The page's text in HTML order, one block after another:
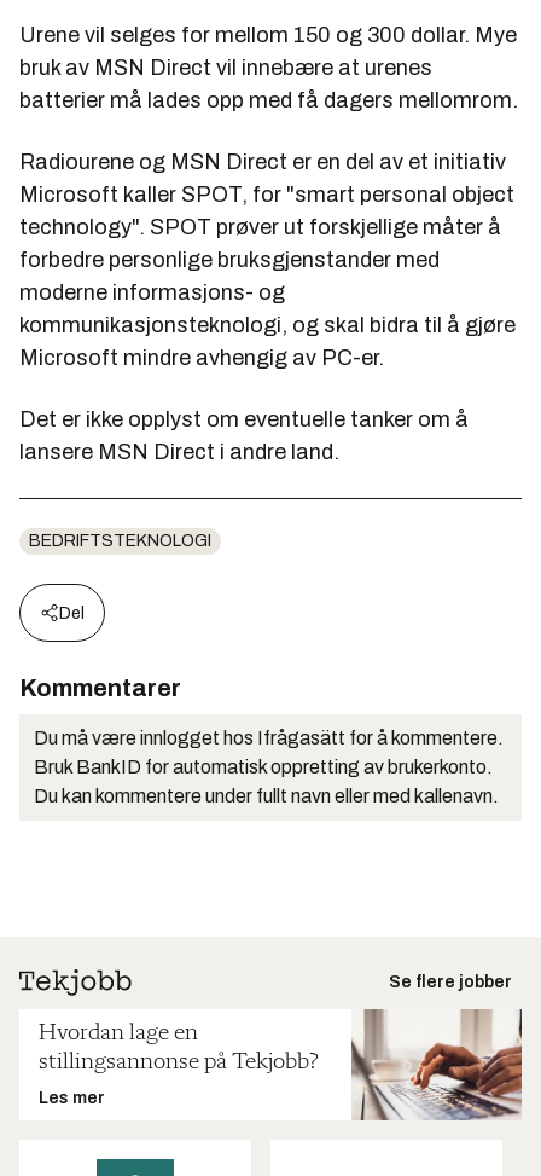
Urene vil selges for mellom 150 og 300 dollar. Mye
bruk av MSN Direct vil innebære at urenes
batterier må lades opp med få dagers mellomrom.
Radiourene og MSN Direct er en del av et initiativ
Microsoft kaller SPOT, for "smart personal object
technology". SPOT prøver ut forskjellige måter å
forbedre personlige bruksgjenstander med
moderne informasjons- og
kommunikasjonsteknologi, og skal bidra til å gjøre
Microsoft mindre avhengig av PC-er.
Det er ikke opplyst om eventuelle tanker om å
lansere MSN Direct i andre land.
BEDRIFTSTEKNOLOGI
Del
Kommentarer
Du må være innlogget hos Ifrågasätt for å kommentere.
Bruk BankID for automatisk oppretting av brukerkonto.
Du kan kommentere under fullt navn eller med kallenavn.
Se flere jobber
Hvordan lage en
stillingsannonse på Tekjobb?
Les mer